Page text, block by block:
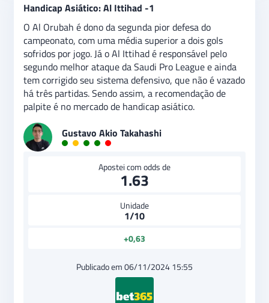
Handicap Asiático: Al Ittihad -1
O Al Orubah é dono da segunda pior defesa do
campeonato, com uma média superior a dois gols
sofridos por jogo. Já o Al Ittihad é responsável pelo
segundo melhor ataque da Saudi Pro League e ainda
tem corrigido seu sistema defensivo, que não é vazado
há três partidas. Sendo assim, a recomendação de
palpite é no mercado de handicap asiático.
Gustavo Akio Takahashi
Apostei com odds de
1.63
Unidade
1/10
+0,63
Publicado em 06/11/2024 15:55